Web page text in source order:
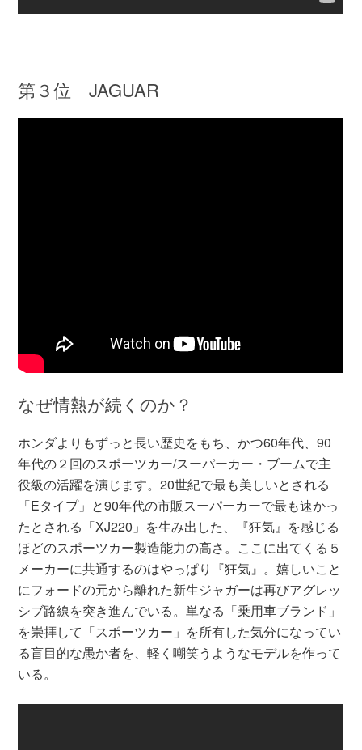
第３位 JAGUAR
なぜ情熱が続くのか？
ホンダよりもずっと長い歴史をもち、かつ60年代、90
年代の２回のスポーツカー/スーパーカー・ブームで主
役級の活躍を演じます。20世紀で最も美しいとされる
「Eタイプ」と90年代の市販スーパーカーで最も速かっ
たとされる「XJ220」を生み出した、『狂気』を感じる
ほどのスポーツカー製造能力の高さ。ここに出てくる５
メーカーに共通するのはやっぱり『狂気』。嬉しいこと
にフォードの元から離れた新生ジャガーは再びアグレッ
シブ路線を突き進んでいる。単なる「乗用車ブランド」
を崇拝して「スポーツカー」を所有した気分になってい
る盲目的な愚か者を、軽く嘲笑うようなモデルを作って
いる。